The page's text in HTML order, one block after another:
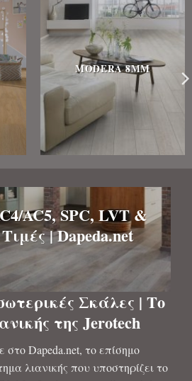
MODERA 8MM
AC5, SPC, LVT &
| Dapeda.net
Σκάλες | Το
της Jerotech
Dapeda.net, το επίσημο
λιανικής που υποστηρίζει το